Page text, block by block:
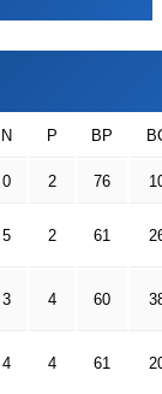
N P BP
0 2 76
5 2 61
3 4 60
4 4 61